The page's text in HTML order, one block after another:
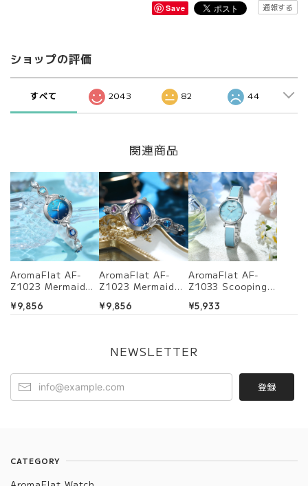
Save 通報する
ショップの評価
すべて 2043 82 44
関連商品
AromaFlat AF-
Z1023 Mermaid
Blue) 腕時計 レデ
¥9,856
AromaFlat AF-
Z1023 Mermaid
Purple) 腕時計 レ
¥9,856
AromaFlat AF-
Z1033 Scooping
Blue) 腕時計 レ
¥5,933
NEWSLETTER
登録
CATEGORY